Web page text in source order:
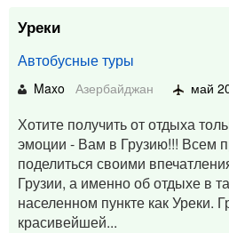
Уреки
Автобусные туры
Maxo Азербайджан май
Хотите получить от отдыха
эмоции - Вам в Грузию!!! Всем
поделиться своими
Грузии, а именно об отдыхе в
населенном пункте как Уреки.
красивейшей...